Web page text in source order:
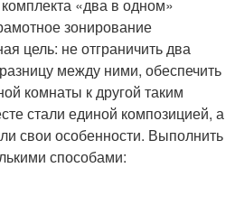
Дверь в квартиру
Двери в частный дом
«два в одном»
зонирование
цель: не отграничить два
между ними, обеспечить
комнаты к другой таким
стали единой композицией, а
свои особенности. Выполнить
способами: